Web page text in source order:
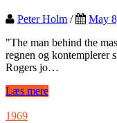
Peter Holm / May
"The man behind the
regnen og kontemplerer
Rogers jo…
Læs mere
1969